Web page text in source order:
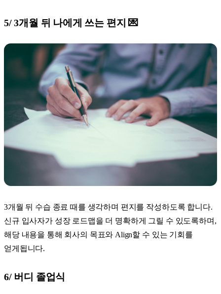
5/ 3개월 뒤 나에게 쓰는 편지💌
3개월 뒤 수습 종료 때를 생각하며 편지를 작성하도록 합니다.
신규 입사자가 성장 로드맵을 더 명확하게 그릴 수 있도록하며,
해당 내용을 통해 회사의 목표와 Align할 수 있는 기회를
얻게됩니다.
6/ 버디 졸업식